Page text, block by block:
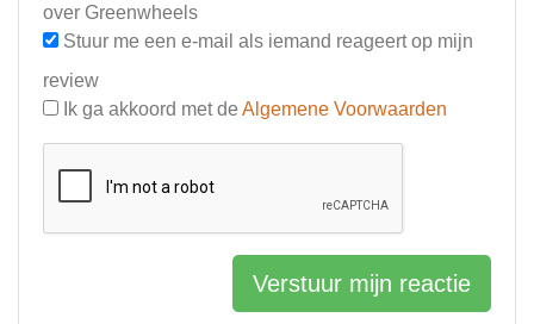
over Greenwheels
Stuur me een e-mail als iemand reageert op mijn
review
Ik ga akkoord met de Algemene Voorwaarden
Verstuur mijn reactie